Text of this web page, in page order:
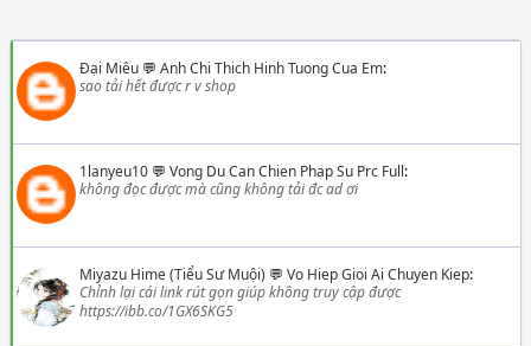
Đại Miêu💬 Anh Chi Thich Hinh Tuong Cua Em:
sao tải hết được r v shop
1lanyeu10💬 Vong Du Can Chien Phap Su Prc Full:
không đọc được mà cũng không tải đc ad ơi
Miyazu Hime (Tiểu Sư Muội) 💬 Vo Hiep Gioi Ai Chuyen Kiep:
Chỉnh lại cái link rút gọn giúp không truy cập được
https://ibb.co/1GX6SKG5